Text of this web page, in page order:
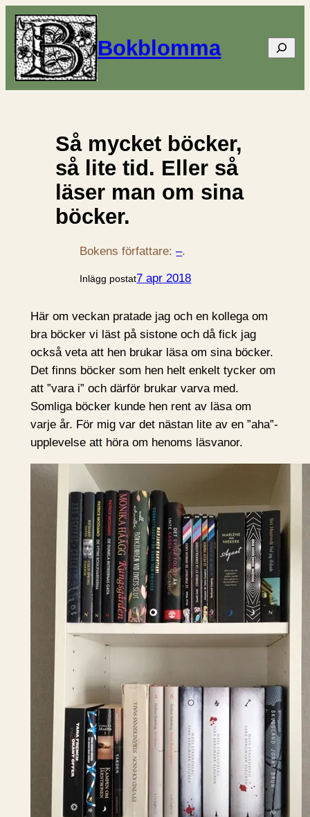
Bokblomma Sök
Så mycket böcker,
så lite tid. Eller så
läser man om sina
böcker.
Bokens författare:–.
Inlägg postat7 apr 2018
Här om veckan pratade jag och en kollega om
bra böcker vi läst på sistone och då fick jag
också veta att hen brukar läsa om sina böcker.
Det finns böcker som hen helt enkelt tycker om
att ”vara i” och därför brukar varva med.
Somliga böcker kunde hen rent av läsa om
varje år. För mig var det nästan lite av en ”aha”-
upplevelse att höra om henoms läsvanor.